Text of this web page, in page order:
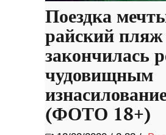
Поездка
райский пляж
закончилась
чудовищным
(ФОТО 18+)